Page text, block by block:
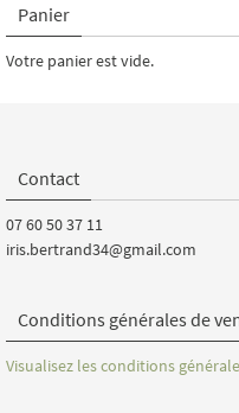
Panier
Votre panier est vide.
Contact
07 60 50 37 11
iris.bertrand34@gmail.com
Conditions générales de
Visualisez les conditions